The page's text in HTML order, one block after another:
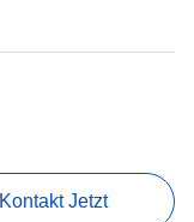
Kontakt Jetzt